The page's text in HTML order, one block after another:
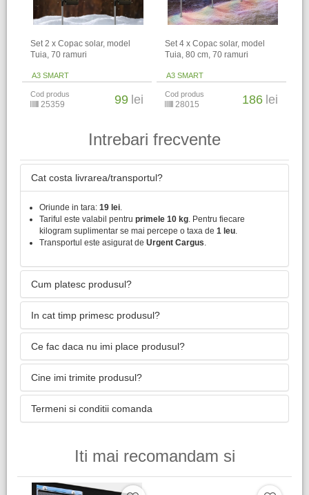
Set 2 x Copac solar, model
Tuia, 70 ramuri
A3 SMART
Cod produs
25359 99 lei
Set 4 x Copac solar, model
Tuia, 80 cm, 70 ramuri
A3 SMART
Cod produs
28015 186 lei
Intrebari frecvente
Cat costa livrarea/transportul?
Oriunde in tara: 19 lei
Tariful este valabil pentru primele 10 kg . Pentru fiecare
kilogram suplimentar se mai percepe o taxa de 1 leu
Transportul este asigurat de Urgent Cargus
Cum platesc produsul?
In cat timp primesc produsul?
Ce fac daca nu imi place produsul?
Cine imi trimite produsul?
Termeni si conditii comanda
Iti mai recomandam si